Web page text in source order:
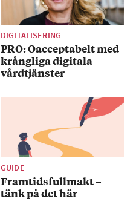
DIGITALISERING
PRO: Oacceptabelt med
krångliga digitala
vårdtjänster
GUIDE
Framtidsfullmakt –
tänk på det här